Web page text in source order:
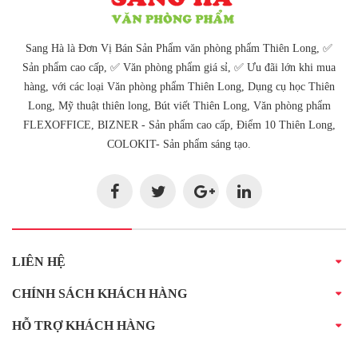
Sang Hà là Đơn Vị Bán Sản Phẩm văn phòng phẩm Thiên Long, ✅
Sản phẩm cao cấp, ✅ Văn phòng phẩm giá sỉ, ✅ Ưu đãi lớn khi mua
hàng, với các loại Văn phòng phẩm Thiên Long, Dụng cụ học Thiên
Long, Mỹ thuật thiên long, Bút viết Thiên Long, Văn phòng phẩm
FLEXOFFICE, BIZNER - Sản phẩm cao cấp, Điểm 10 Thiên Long,
COLOKIT- Sản phẩm sáng tạo.
LIÊN HỆ
CHÍNH SÁCH KHÁCH HÀNG
HỖ TRỢ KHÁCH HÀNG